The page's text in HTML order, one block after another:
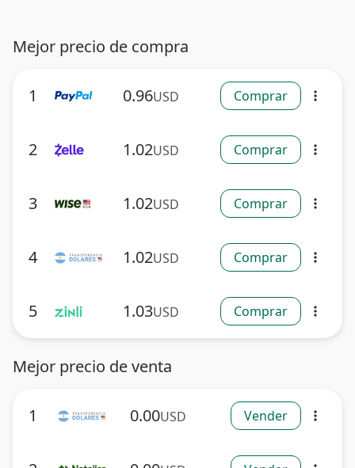
Mejor precio de compra
1 0.96USD Comprar more_vert
2 1.02USD Comprar more_vert
3 1.02USD Comprar more_vert
4 1.02USD Comprar more_vert
5 1.03USD Comprar more_vert
Mejor precio de venta
1 0.00USD Vender more_vert